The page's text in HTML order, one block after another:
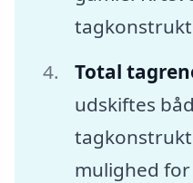
Total
udskiftes
mulighed